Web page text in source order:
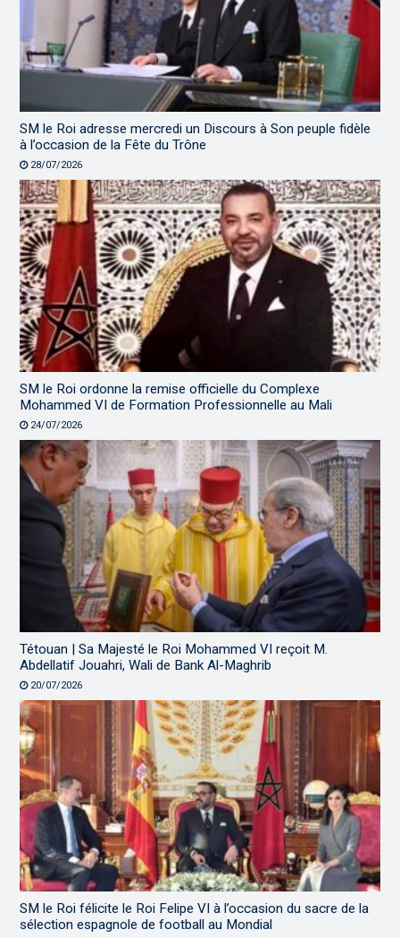
SM le Roi adresse mercredi un Discours à Son peuple fidèle
à l’occasion de la Fête du Trône
28/07/2026
SM le Roi ordonne la remise officielle du Complexe
Mohammed VI de Formation Professionnelle au Mali
24/07/2026
Tétouan | Sa Majesté le Roi Mohammed VI reçoit M.
Abdellatif Jouahri, Wali de Bank Al-Maghrib
20/07/2026
SM le Roi félicite le Roi Felipe VI à l’occasion du sacre de la
sélection espagnole de football au Mondial